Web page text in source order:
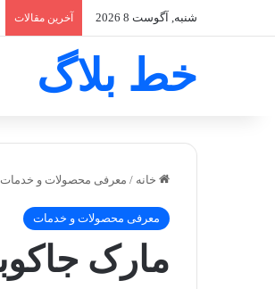
شنبه, آگوست 8 2026 آخرین مقالات
خط بلاگ
خانه / معرفی محصولات و خدمات
معرفی محصولات و خدمات